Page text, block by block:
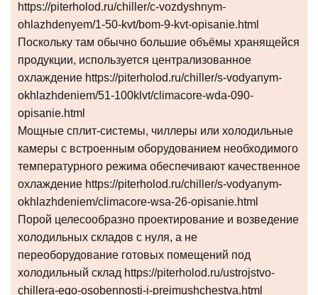
https://piterholod.ru/chiller/c-vozdyshnym-
ohlazhdenyem/1-50-kvt/bom-9-kvt-opisanie.html
Поскольку там обычно большие объёмы хранящейся
продукции, используется централизованное
охлаждение https://piterholod.ru/chiller/s-vodyanym-
okhlazhdeniem/51-100klvt/climacore-wda-090-
opisanie.html
Мощные сплит-системы, чиллеры или холодильные
камеры с встроенным оборудованием необходимого
температурного режима обеспечивают качественное
охлаждение https://piterholod.ru/chiller/s-vodyanym-
okhlazhdeniem/climacore-wsa-26-opisanie.html
Порой целесообразно проектирование и возведение
холодильных складов с нуля, а не
переоборудование готовых помещений под
холодильный склад https://piterholod.ru/ustrojstvo-
chillera-ego-osobennosti-i-preimushchestva.html